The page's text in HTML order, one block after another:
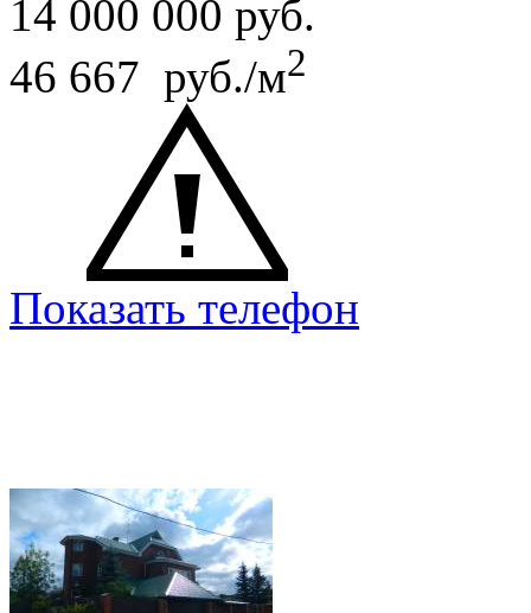
14 000 000 руб.
46 667 руб./м2
Показать телефон